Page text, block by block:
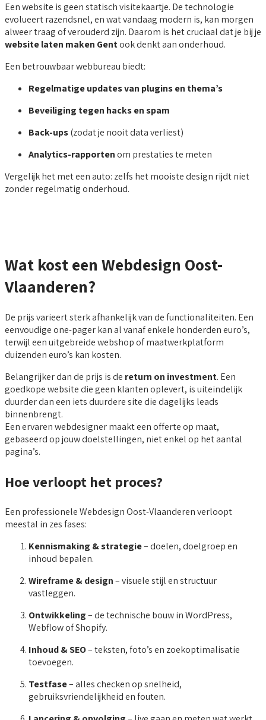
Een website is geen statisch visitekaartje. De technologie
evolueert razendsnel, en wat vandaag modern is, kan morgen
alweer traag of verouderd zijn. Daarom is het cruciaal dat je bij je
website laten maken Gentook denkt aan onderhoud.
Een betrouwbaar webbureau biedt:
Regelmatige updates van plugins en thema’s
Beveiliging tegen hacks en spam
Back-ups(zodat je nooit data verliest)
Analytics-rapportenom prestaties te meten
Vergelijk het met een auto: zelfs het mooiste design rijdt niet
zonder regelmatig onderhoud.
Wat kost een Webdesign Oost-
Vlaanderen?
De prijs varieert sterk afhankelijk van de functionaliteiten. Een
eenvoudige one-pager kan al vanaf enkele honderden euro’s,
terwijl een uitgebreide webshop of maatwerkplatform
duizenden euro’s kan kosten.
Belangrijker dan de prijs is de return on investment. Een
goedkope website die geen klanten oplevert, is uiteindelijk
duurder dan een iets duurdere site die dagelijks leads
binnenbrengt.
Een ervaren webdesigner maakt een offerte op maat,
gebaseerd op jouw doelstellingen, niet enkel op het aantal
pagina’s.
Hoe verloopt het proces?
Een professionele Webdesign Oost-Vlaanderen verloopt
meestal in zes fases:
Kennismaking & strategie– doelen, doelgroep en
inhoud bepalen.
Wireframe & design– visuele stijl en structuur
vastleggen.
Ontwikkeling– de technische bouw in WordPress,
Webflow of Shopify.
Inhoud & SEO– teksten, foto’s en zoekoptimalisatie
toevoegen.
Testfase– alles checken op snelheid,
gebruiksvriendelijkheid en fouten.